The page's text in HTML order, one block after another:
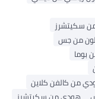
كلاين